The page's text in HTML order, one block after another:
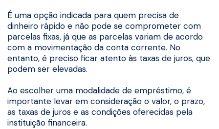
É uma opção indicada para quem precisa de
dinheiro rápido e não pode se comprometer com
parcelas fixas, já que as parcelas variam de acordo
com a movimentação da conta corrente. No
entanto, é preciso ficar atento às taxas de juros, que
podem ser elevadas.
Ao escolher uma modalidade de empréstimo, é
importante levar em consideração o valor, o prazo,
as taxas de juros e as condições oferecidas pela
instituição financeira.